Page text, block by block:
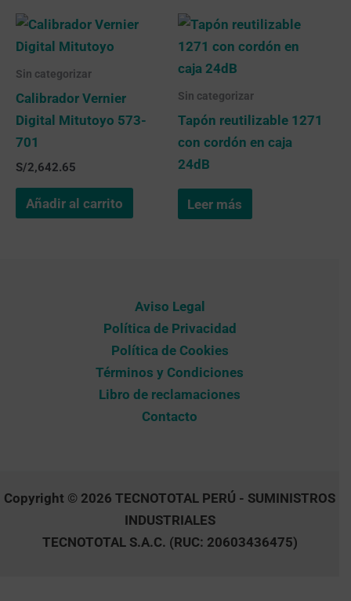
Sin categorizar
Calibrador Vernier
Digital Mitutoyo 573-
701
S/2,642.65
Añadir al carrito
Sin categorizar
Tapón reutilizable 1271
con cordón en caja
24dB
Leer más
Aviso Legal
Política de Privacidad
Política de Cookies
Términos y Condiciones
Libro de reclamaciones
Contacto
Copyright © 2026 TECNOTOTAL PERÚ - SUMINISTROS
INDUSTRIALES
TECNOTOTAL S.A.C. (RUC: 20603436475)